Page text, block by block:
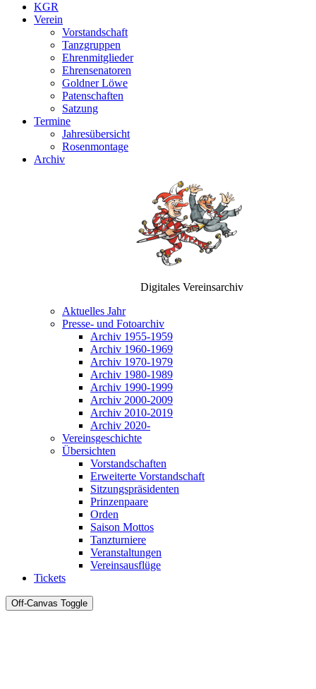
KGR
Verein
Vorstandschaft
Tanzgruppen
Ehrenmitglieder
Ehrensenatoren
Goldner Löwe
Patenschaften
Satzung
Termine
Jahresübersicht
Rosenmontage
Archiv
Digitales Vereinsarchiv
Aktuelles Jahr
Presse- und Fotoarchiv
Archiv 1955-1959
Archiv 1960-1969
Archiv 1970-1979
Archiv 1980-1989
Archiv 1990-1999
Archiv 2000-2009
Archiv 2010-2019
Archiv 2020-
Vereinsgeschichte
Übersichten
Vorstandschaften
Erweiterte Vorstandschaft
Sitzungspräsidenten
Prinzenpaare
Orden
Saison Mottos
Tanzturniere
Veranstaltungen
Vereinsausflüge
Tickets
Off-Canvas Toggle